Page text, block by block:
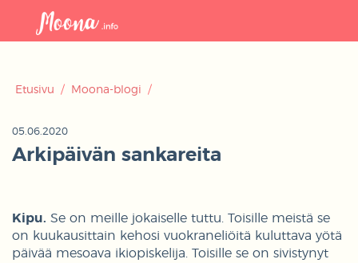
Etusivu / Moona-blogi /
05.06.2020
Arkipäivän sankareita
Kipu. Se on meille jokaiselle tuttu. Toisille meistä se
on kuukausittain kehosi vuokraneliöitä kuluttava yötä
päivää mesoava ikiopiskelija. Toisille se on sivistynyt